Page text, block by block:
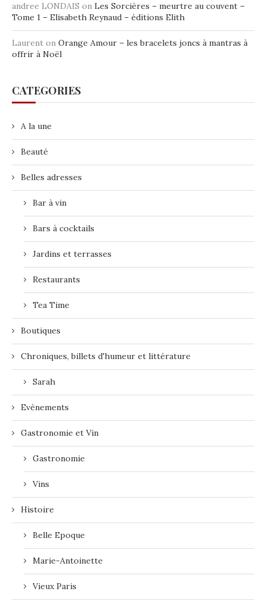
andree LONDAIS on Les Sorcières – meurtre au couvent –
Tome 1 – Elisabeth Reynaud – éditions Elith
Laurent on Orange Amour – les bracelets joncs à mantras à
offrir à Noël
CATEGORIES
A la une
Beauté
Belles adresses
Bar à vin
Bars à cocktails
Jardins et terrasses
Restaurants
Tea Time
Boutiques
Chroniques, billets d'humeur et littérature
Sarah
Evènements
Gastronomie et Vin
Gastronomie
Vins
Histoire
Belle Epoque
Marie-Antoinette
Vieux Paris